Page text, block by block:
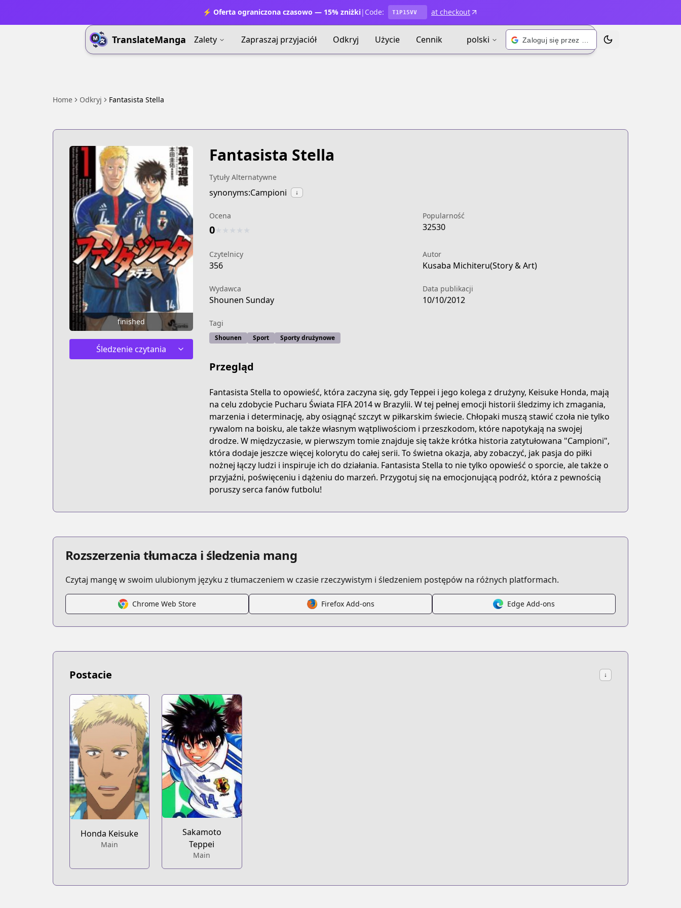
⚡ Oferta ograniczona czasowo — 15% zniżki| Code: T1P15VV at checkout
TranslateManga Zalety Zapraszaj przyjaciół Odkryj Użycie Cennik polski Przełącz motyw
Home Odkryj Fantasista Stella
finished
Śledzenie czytania
Fantasista Stella
Tytuły Alternatywne
synonyms:Campioni ↓
Ocena
0★
Popularność
32530
Czytelnicy
356
Autor
Kusaba Michiteru(Story & Art)
Wydawca
Shounen Sunday
Data publikacji
10/10/2012
Tagi
Shounen Sport Sporty drużynowe
Przegląd
Fantasista Stella to opowieść, która zaczyna się, gdy Teppei i jego kolega z drużyny, Keisuke Honda, mają
na celu zdobycie Pucharu Świata FIFA 2014 w Brazylii. W tej pełnej emocji historii śledzimy ich zmagania,
marzenia i determinację, aby osiągnąć szczyt w piłkarskim świecie. Chłopaki muszą stawić czoła nie tylko
rywalom na boisku, ale także własnym wątpliwościom i przeszkodom, które napotykają na swojej
drodze. W międzyczasie, w pierwszym tomie znajduje się także krótka historia zatytułowana "Campioni",
która dodaje jeszcze więcej kolorytu do całej serii. To świetna okazja, aby zobaczyć, jak pasja do piłki
nożnej łączy ludzi i inspiruje ich do działania. Fantasista Stella to nie tylko opowieść o sporcie, ale także o
przyjaźni, poświęceniu i dążeniu do marzeń. Przygotuj się na emocjonującą podróż, która z pewnością
poruszy serca fanów futbolu!
Rozszerzenia tłumacza i śledzenia mang
Czytaj mangę w swoim ulubionym języku z tłumaczeniem w czasie rzeczywistym i śledzeniem postępów na różnych platformach.
Chrome Web Store Firefox Add-ons Edge Add-ons
Postacie ↓
Honda Keisuke
Main
Sakamoto
Teppei
Main